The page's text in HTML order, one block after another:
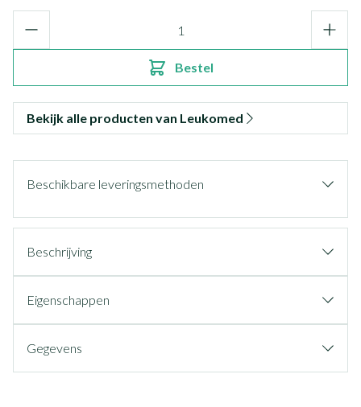
Bestel
Bekijk alle producten van Leukomed
Beschikbare leveringsmethoden
Beschrijving
Eigenschappen
Gegevens